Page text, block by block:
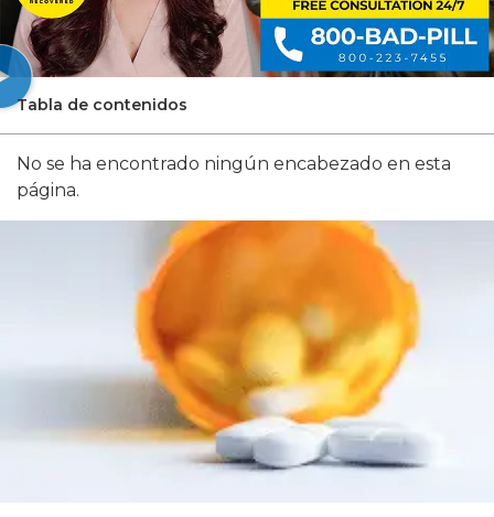
Tabla de contenidos
No se ha encontrado ningún encabezado en esta
página.